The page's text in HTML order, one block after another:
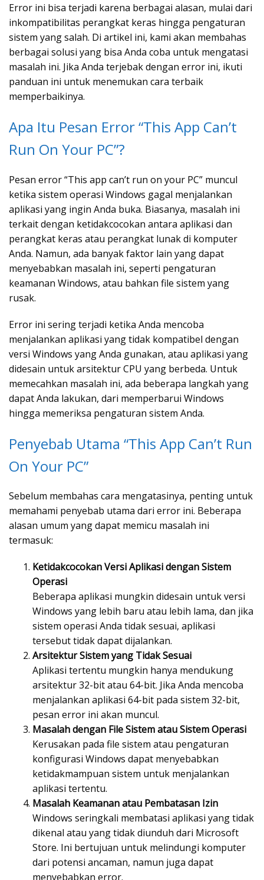
Error ini bisa terjadi karena berbagai alasan, mulai dari
inkompatibilitas perangkat keras hingga pengaturan
sistem yang salah. Di artikel ini, kami akan membahas
berbagai solusi yang bisa Anda coba untuk mengatasi
masalah ini. Jika Anda terjebak dengan error ini, ikuti
panduan ini untuk menemukan cara terbaik
memperbaikinya.
Apa Itu Pesan Error “This App Can’t
Run On Your PC”?
Pesan error “This app can’t run on your PC” muncul
ketika sistem operasi Windows gagal menjalankan
aplikasi yang ingin Anda buka. Biasanya, masalah ini
terkait dengan ketidakcocokan antara aplikasi dan
perangkat keras atau perangkat lunak di komputer
Anda. Namun, ada banyak faktor lain yang dapat
menyebabkan masalah ini, seperti pengaturan
keamanan Windows, atau bahkan file sistem yang
rusak.
Error ini sering terjadi ketika Anda mencoba
menjalankan aplikasi yang tidak kompatibel dengan
versi Windows yang Anda gunakan, atau aplikasi yang
didesain untuk arsitektur CPU yang berbeda. Untuk
memecahkan masalah ini, ada beberapa langkah yang
dapat Anda lakukan, dari memperbarui Windows
hingga memeriksa pengaturan sistem Anda.
Penyebab Utama “This App Can’t Run
On Your PC”
Sebelum membahas cara mengatasinya, penting untuk
memahami penyebab utama dari error ini. Beberapa
alasan umum yang dapat memicu masalah ini
termasuk:
Ketidakcocokan Versi Aplikasi dengan Sistem
Operasi
Beberapa aplikasi mungkin didesain untuk versi
Windows yang lebih baru atau lebih lama, dan jika
sistem operasi Anda tidak sesuai, aplikasi
tersebut tidak dapat dijalankan.
Arsitektur Sistem yang Tidak Sesuai
Aplikasi tertentu mungkin hanya mendukung
arsitektur 32-bit atau 64-bit. Jika Anda mencoba
menjalankan aplikasi 64-bit pada sistem 32-bit,
pesan error ini akan muncul.
Masalah dengan File Sistem atau Sistem Operasi
Kerusakan pada file sistem atau pengaturan
konfigurasi Windows dapat menyebabkan
ketidakmampuan sistem untuk menjalankan
aplikasi tertentu.
Masalah Keamanan atau Pembatasan Izin
Windows seringkali membatasi aplikasi yang tidak
dikenal atau yang tidak diunduh dari Microsoft
Store. Ini bertujuan untuk melindungi komputer
dari potensi ancaman, namun juga dapat
menyebabkan error.